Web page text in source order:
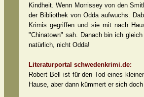
Kindheit. Wenn Morrissey von den
der Bibliothek von Odda aufwuchs.
Krimis gegriffen und sie mit nach
"Chinatown" sah. Danach bin ich
natürlich, nicht Odda!
Literaturportal schwedenkrimi.de:
Robert Bell ist für den Tod eines
Hause, aber dann kümmert er sich